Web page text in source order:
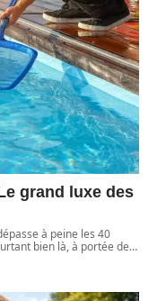
grand luxe des
à peine les 40
bien là, à portée de…